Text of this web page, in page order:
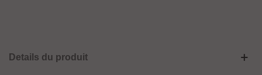
Details du produit